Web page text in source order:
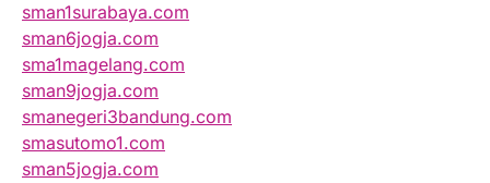
sman1surabaya.com
sman6jogja.com
sma1magelang.com
sman9jogja.com
smanegeri3bandung.com
smasutomo1.com
sman5jogja.com